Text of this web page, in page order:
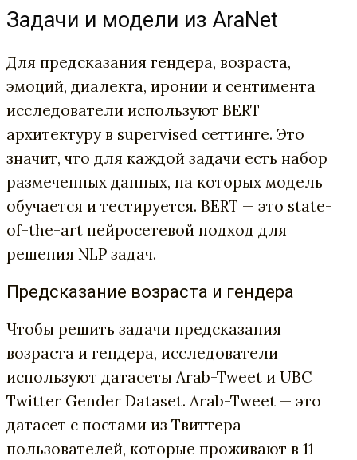
Задачи и модели из AraNet
Для предсказания гендера, возраста,
эмоций, диалекта, иронии и сентимента
исследователи используют BERT
архитектуру в supervised сеттинге. Это
значит, что для каждой задачи есть набор
размеченных данных, на которых модель
обучается и тестируется. BERT — это state-
of-the-art нейросетевой подход для
решения NLP задач.
Предсказание возраста и гендера
Чтобы решить задачи предсказания
возраста и гендера, исследователи
используют датасеты Arab-Tweet и UBC
Twitter Gender Dataset. Arab-Tweet — это
датасет с постами из Твиттера
пользователей, которые проживают в 11